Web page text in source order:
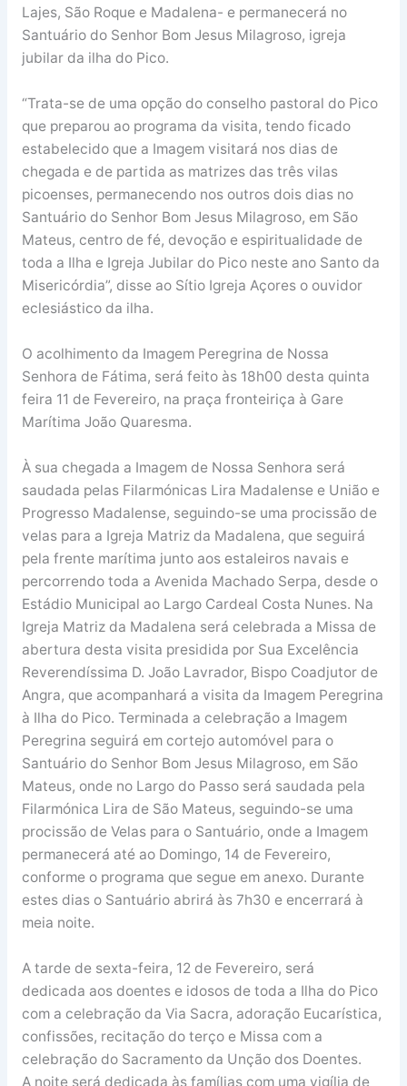
Lajes, São Roque e Madalena- e permanecerá no
Santuário do Senhor Bom Jesus Milagroso, igreja
jubilar da ilha do Pico.
“Trata-se de uma opção do conselho pastoral do Pico
que preparou ao programa da visita, tendo ficado
estabelecido que a Imagem visitará nos dias de
chegada e de partida as matrizes das três vilas
picoenses, permanecendo nos outros dois dias no
Santuário do Senhor Bom Jesus Milagroso, em São
Mateus, centro de fé, devoção e espiritualidade de
toda a Ilha e Igreja Jubilar do Pico neste ano Santo da
Misericórdia”, disse ao Sítio Igreja Açores o ouvidor
eclesiástico da ilha.
O acolhimento da Imagem Peregrina de Nossa
Senhora de Fátima, será feito às 18h00 desta quinta
feira 11 de Fevereiro, na praça fronteiriça à Gare
Marítima João Quaresma.
À sua chegada a Imagem de Nossa Senhora será
saudada pelas Filarmónicas Lira Madalense e União e
Progresso Madalense, seguindo-se uma procissão de
velas para a Igreja Matriz da Madalena, que seguirá
pela frente marítima junto aos estaleiros navais e
percorrendo toda a Avenida Machado Serpa, desde o
Estádio Municipal ao Largo Cardeal Costa Nunes. Na
Igreja Matriz da Madalena será celebrada a Missa de
abertura desta visita presidida por Sua Excelência
Reverendíssima D. João Lavrador, Bispo Coadjutor de
Angra, que acompanhará a visita da Imagem Peregrina
à Ilha do Pico. Terminada a celebração a Imagem
Peregrina seguirá em cortejo automóvel para o
Santuário do Senhor Bom Jesus Milagroso, em São
Mateus, onde no Largo do Passo será saudada pela
Filarmónica Lira de São Mateus, seguindo-se uma
procissão de Velas para o Santuário, onde a Imagem
permanecerá até ao Domingo, 14 de Fevereiro,
conforme o programa que segue em anexo. Durante
estes dias o Santuário abrirá às 7h30 e encerrará à
meia noite.
A tarde de sexta-feira, 12 de Fevereiro, será
dedicada aos doentes e idosos de toda a Ilha do Pico
com a celebração da Via Sacra, adoração Eucarística,
confissões, recitação do terço e Missa com a
celebração do Sacramento da Unção dos Doentes.
A noite será dedicada às famílias com uma vigília de